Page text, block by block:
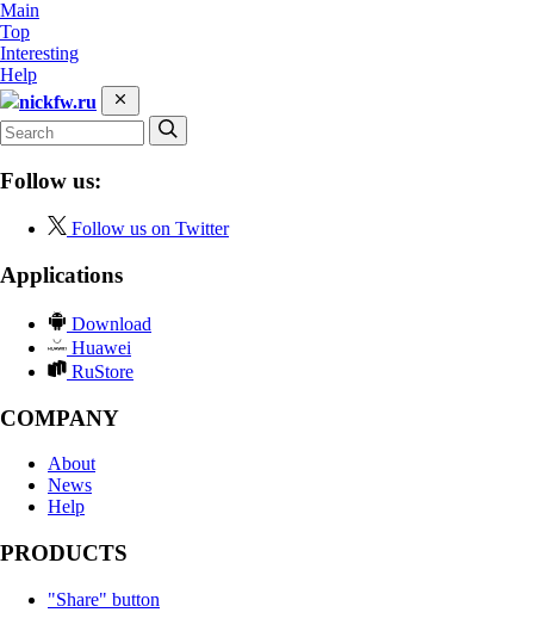
Main
Top
Interesting
Help
nickfw.ru
Follow us:
Follow us on Twitter
Applications
Download
Huawei
RuStore
COMPANY
About
News
Help
PRODUCTS
"Share" button